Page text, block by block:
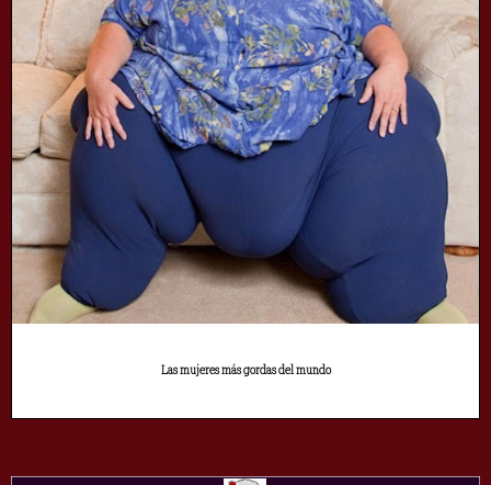
Las mujeres más gordas del mundo